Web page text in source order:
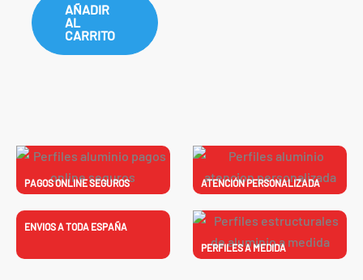
AÑADIR
AL
CARRITO
PAGOS ONLINE SEGUROS ATENCIÓN PERSONALIZADA​
ENVIOS A TODA ESPAÑA
PERFILES A MEDIDA